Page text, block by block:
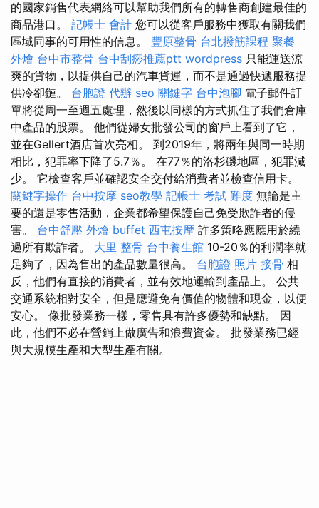
的國家銷售代表網絡可以幫助我們所有的轉售商創建最佳的
商品港口。 記帳士 會計 您可以從客戶服務中獲取有關我們
區域同事的可用性的信息。 豐原整骨 台北撥筋課程 聚餐
外燴 台中市整骨 台中刮痧推薦ptt wordpress 只能運送涼
爽的貨物，以提供自己的汽車貨運，而不是通過快遞服務提
供冷卻鏈。 台胞證 代辦 seo 關鍵字 台中泡腳 電子郵件訂
單將從周一至週五處理，然後以同樣的方式抓住了我們倉庫
中產品的股票。 他們從婦女批發公司的窗戶上看到了它，
並在Gellert酒店首次亮相。 到2019年，將兩年與同一時期
相比，犯罪率下降了5.7％。 在77％的洛杉磯地區，犯罪減
少。 它檢查客戶並確認安全交付給消費者並檢查信用卡。
關鍵字操作 台中按摩 seo教學 記帳士 考試 難度 無論是主
要的還是零售活動，企業都希望保護自己免受欺詐者的侵
害。 台中舒壓 外燴 buffet 西屯按摩 許多策略應應用於繞
過所有欺詐者。 大里 整骨 台中養生館 10-20％的利潤率就
足夠了，因為售出的產品數量很高。 台胞證 照片 接骨 相
反，他們有直接的消費者，並有效地運輸到產品上。 公共
交通系統相對安全，但是應避免有價值的物體和現金，以便
安心。 像批發業務一樣，零售具有許多優勢和缺點。 因
此，他們不必在營銷上做廣告和浪費資金。 批發業務已經
與大規模生產和大型生產有關。